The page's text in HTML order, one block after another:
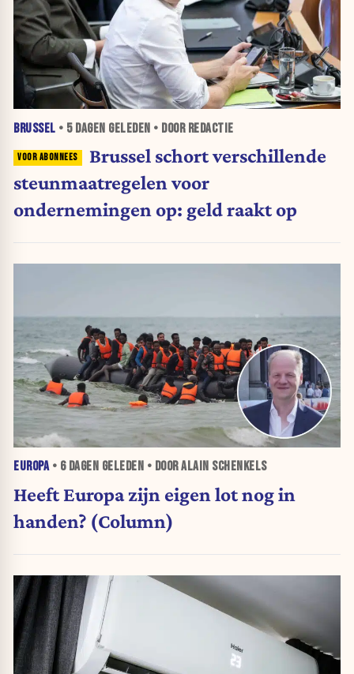
BRUSSEL • 5 DAGEN GELEDEN • DOOR REDACTIE
Brussel schort verschillende
steunmaatregelen voor
ondernemingen op: geld raakt op
EUROPA• 6 DAGEN GELEDEN • DOOR ALAIN SCHENKELS
Heeft Europa zijn eigen lot nog in
handen? (Column)